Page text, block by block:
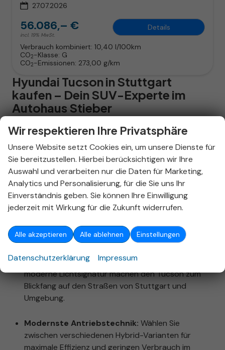
27.07.2026
56.086,– €
incl. 19% MwSt.
Details
Verbrauch kombiniert: 10,40 l/100km
CO2-Klasse: G
CO2-Emissionen: 273,00 g/km
Hyundai Tucson in Stuttgart
kaufen – Dein SUV-Experte im
Autohaus Stieber
Suchen Sie einen modernen, zuverlässigen SUV für die
Region Stuttgart? Der Hyundai Tucsonsetzt
Maßstäbe in Sachen Design, Technologie und
Sicherheit. Bei uns imAutohaus Stieber in
Stuttgart-Nordfinden Sie eine große Auswahl an
sofort verfügbaren Tucson-Modellen – vom
effizienten Mild-Hybrid über den klassischen Voll-
Hybrid bis zum leistungsstarken Plug-in-Hybrid.
Warum der Hyundai Tucson die richtige Wahl für
Innovatives Design:Die markante Optik und die
moderne Lichtsignatur machen den Tucson zum
Blickfang auf den Straßen von Stuttgart und
Umgebung.
Modernste Antriebstechnik: Wählen Sie
zwischen verschiedenen Hybrid-Varianten für
maximale Effizienz und geringen Verbrauch im
Wir respektieren Ihre Privatsphäre
Unsere Website setzt Cookies ein, um unsere Dienste für
Sie bereitzustellen. Hierbei berücksichtigen wir Ihre
Auswahl und verarbeiten nur die Daten für Marketing,
Analytics und Personalisierung, für die Sie uns Ihr
Einverständnis geben. Sie können Ihre Einwilligung
jederzeit mit Wirkung für die Zukunft widerrufen.
Alle akzeptieren Alle ablehnen Einstellungen
Datenschutzerklärung Impressum